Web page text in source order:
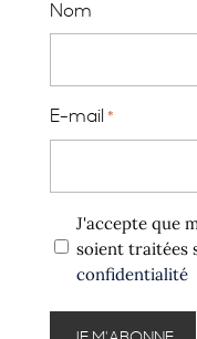
Nom
E-mail *
Politique
confidentialité
J'accepte que
soient traitées
confidentialité